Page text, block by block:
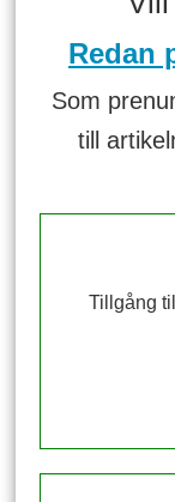
Redan
Som
till
Tillgång